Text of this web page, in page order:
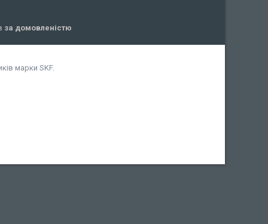
за домовленістю
марки SKF.